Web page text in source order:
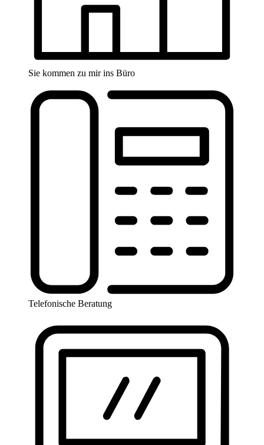
Sie kommen zu mir ins Büro
Telefonische Beratung